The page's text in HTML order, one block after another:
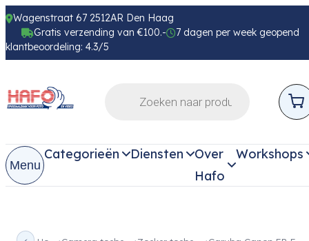
Wagenstraat 67 2512AR Den Haag
Gratis verzending van €100.-
7 dagen per week geopend
klantbeoordeling: 4.3/5
Menu
Categorieën Diensten
Over
Hafo
Workshops